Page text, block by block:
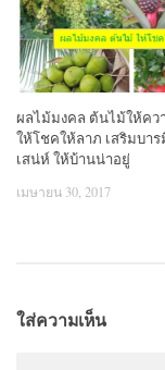
ผลไม้มงคล ต้นไม้ให้คว
ให้โชคให้ลาภ เสริมบาร
เสน่ห์ ให้บ้านน่าอยู่
เมษายน 30, 2017
ใส่ความเห็น